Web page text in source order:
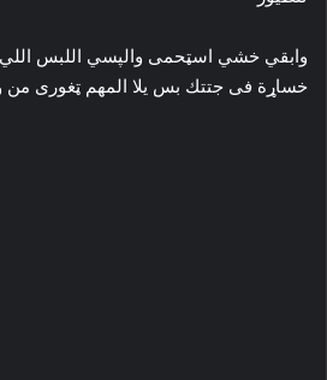
وابقي خشي اسټحمى والپسي اللبس اللي
خساړة فى جتتك بس يلا المهم ټغورى